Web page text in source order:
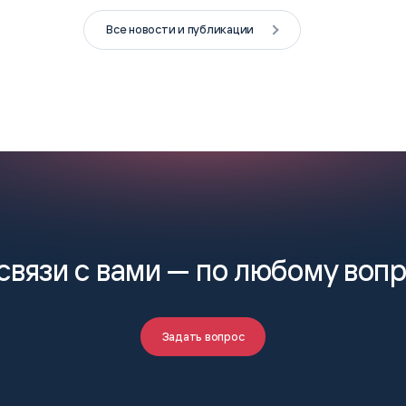
Все новости и публикации
с вами — по любому
Задать вопрос